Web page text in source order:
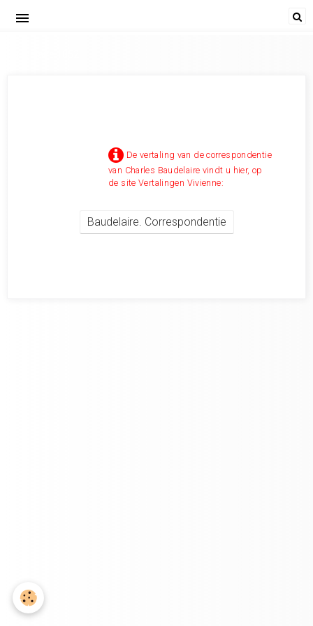
menu
De vertaling van de correspondentie
van Charles Baudelaire vindt u hier, op
de site Vertalingen Vivienne:
Baudelaire. Correspondentie